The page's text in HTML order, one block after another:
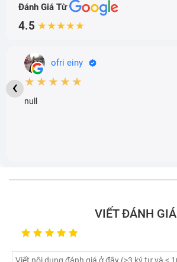
Đánh Giá Từ
4.5 ★★★★★
ofri einy
★★★★★
null
‹
VIẾT ĐÁNH GIÁ